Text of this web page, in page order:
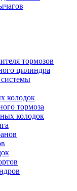
тормозов
цилиндра
колодок
тормоза
колодок